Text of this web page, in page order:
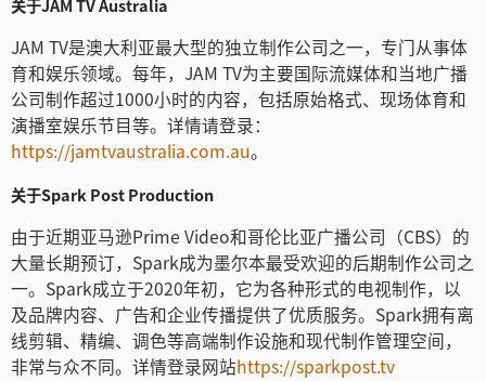
关于JAM TV Australia
JAM TV是澳大利亚最大型的独立制作公司之一，专门从事体
育和娱乐领域。每年，JAM TV为主要国际流媒体和当地广播
公司制作超过1000小时的内容，包括原始格式、现场体育和
演播室娱乐节目等。详情请登录：
https://jamtvaustralia.com.au。
关于Spark Post Production
由于近期亚马逊Prime Video和哥伦比亚广播公司（CBS）的
大量长期预订，Spark成为墨尔本最受欢迎的后期制作公司之
一。Spark成立于2020年初，它为各种形式的电视制作，以
及品牌内容、广告和企业传播提供了优质服务。Spark拥有离
线剪辑、精编、调色等高端制作设施和现代制作管理空间，
非常与众不同。详情登录网站https://sparkpost.tv